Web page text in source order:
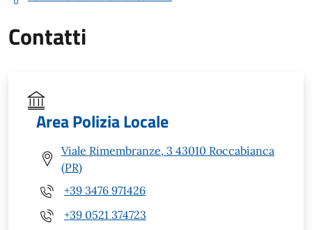
Contatti
Area Polizia Locale
Viale Rimembranze, 3 43010 Roccabianca
(PR)
+39 3476 971426
+39 0521 374723